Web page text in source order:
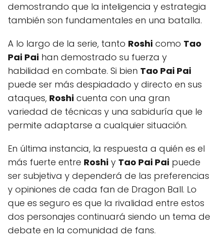
demostrando que la inteligencia y estrategia
también son fundamentales en una batalla.
A lo largo de la serie, tanto Roshi como Tao
Pai Pai han demostrado su fuerza y
habilidad en combate. Si bien Tao Pai Pai
puede ser más despiadado y directo en sus
ataques, Roshi cuenta con una gran
variedad de técnicas y una sabiduría que le
permite adaptarse a cualquier situación.
En última instancia, la respuesta a quién es el
más fuerte entre Roshi y Tao Pai Pai puede
ser subjetiva y dependerá de las preferencias
y opiniones de cada fan de Dragon Ball. Lo
que es seguro es que la rivalidad entre estos
dos personajes continuará siendo un tema de
debate en la comunidad de fans.